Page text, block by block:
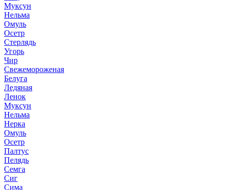
Муксун
Нельма
Омуль
Осетр
Стерлядь
Угорь
Чир
Свежемороженая
Белуга
Ледяная
Ленок
Муксун
Нельма
Нерка
Омуль
Осетр
Палтус
Пелядь
Семга
Сиг
Сима